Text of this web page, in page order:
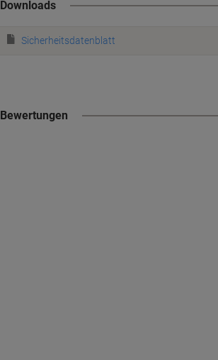
Downloads
Sicherheitsdatenblatt
Bewertungen